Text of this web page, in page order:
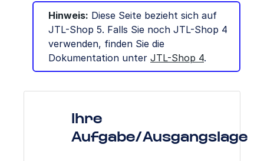
Hinweis: Diese Seite bezieht sich auf
JTL-Shop 5. Falls Sie noch JTL-Shop 4
verwenden, finden Sie die
Dokumentation unter JTL-Shop 4.
Ihre
Aufgabe/Ausgangslage